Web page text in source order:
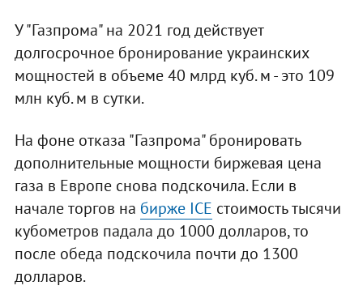
У "Газпрома" на 2021 год действует
долгосрочное бронирование украинских
мощностей в объеме 40 млрд куб. м - это 109
млн куб. м в сутки.
На фоне отказа "Газпрома" бронировать
дополнительные мощности биржевая цена
газа в Европе снова подскочила. Если в
начале торгов на бирже ICE стоимость тысячи
кубометров падала до 1000 долларов, то
после обеда подскочила почти до 1300
долларов.